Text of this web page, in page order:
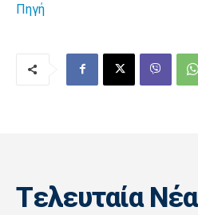
Πηγή
Tελευταία Nέα